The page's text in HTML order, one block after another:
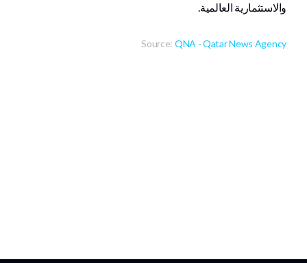
والاستثمارية العالمية.
Source: QNA - Qatar News Agency